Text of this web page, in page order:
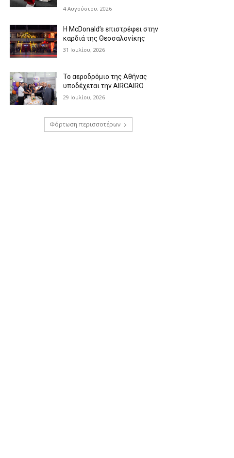
4 Αυγούστου, 2026
Η McDonald’s επιστρέφει στην
καρδιά της Θεσσαλονίκης
31 Ιουλίου, 2026
Το αεροδρόμιο της Αθήνας
υποδέχεται την AIRCAIRO
29 Ιουλίου, 2026
Φόρτωση περισσοτέρων